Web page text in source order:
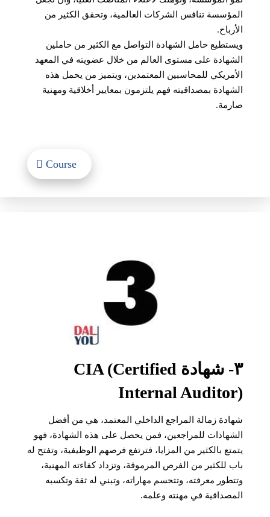
المؤسسة تنافس الشركات العالمية، وتحقق الكثير من
الأرباح.
ويستطيع حامل الشهادة التواصل مع الكثير من حاملين
الشهادة على مستوى العالم من خلال عضويته في المعهد
الأمريكي للمحاسبين المعتمدين، ويتميز من يحمل هذه
الشهادة بمصداقيته فهم يلتزمون بمعايير أخلاقية ومهنية
صارمة.
Course
٣- شهادة CIA (Certified
Internal Auditor)
شهادة زمالة المراجع الداخلي المعتمد، هي من أفضل
الشهادات للمراجعين، فمن يحصل على هذه الشهادة، فهو
يتمتع بالكثير من المزايا، فترتفع فرصهم الوظيفية، وتفتح له
باب للكثير من الفرص المرموقة، وتزداد كفاءته المهنية،
وتتطور معرفته، وتتحسم مهاراته، وتبني له ثقة وتكسبه
المصداقية في مهنته وعلمه.